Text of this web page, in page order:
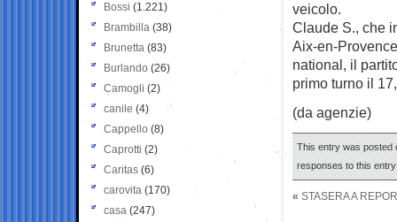
veicolo.
Claude S., che
Aix-en-
national, il
primo turno il
(da agenzie)
This entry was posted
responses to this
« STASERA A
Bossi (1.221)
Brambilla (38)
Brunetta (83)
Burlando (26)
Camogli (2)
canile (4)
Cappello (8)
Caprotti (2)
Caritas (6)
carovita (170)
casa (247)